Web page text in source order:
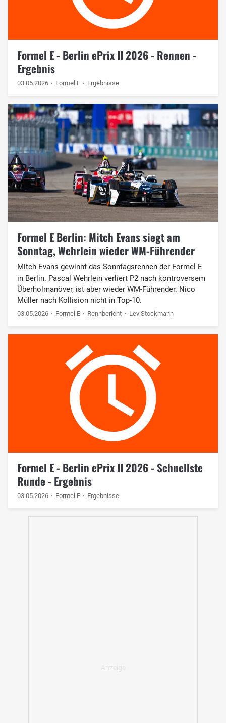
Formel E - Berlin ePrix II 2026 - Rennen -
Ergebnis
03.05.2026 Formel E Ergebnisse
Formel E Berlin: Mitch Evans siegt am
Sonntag, Wehrlein wieder WM-Führender
Mitch Evans gewinnt das Sonntagsrennen der Formel E
in Berlin. Pascal Wehrlein verliert P2 nach kontroversem
Überholmanöver, ist aber wieder WM-Führender. Nico
Müller nach Kollision nicht in Top-10.
03.05.2026 Formel E Rennbericht Lev Stockmann
Formel E - Berlin ePrix II 2026 - Schnellste
Runde - Ergebnis
03.05.2026 Formel E Ergebnisse